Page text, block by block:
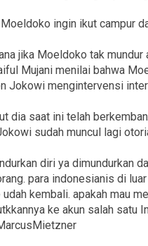
ingin ikut campur
jika Moeldoko tak
Mujani menilai bahwa
Jokowi mengintervensi
dia saat ini telah
sudah muncul lagi
diri ya dimundurkan
para indonesianis di
kembali. apakah mau
ke akun salah satu